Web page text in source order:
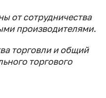
от сотрудничества
производителями.
торговли и общий
торгового